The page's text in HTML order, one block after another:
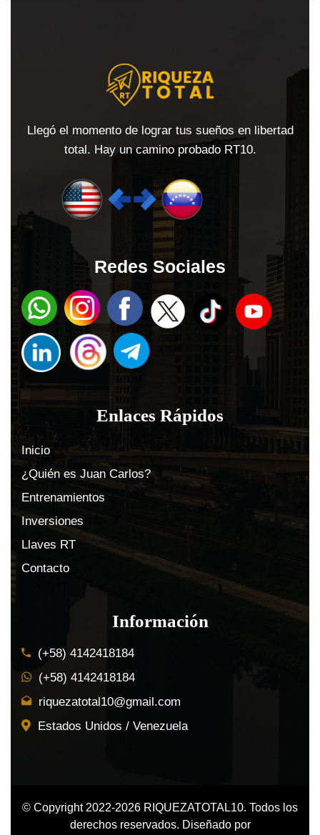
Llegó el momento de lograr tus sueños en libertad
total. Hay un camino probado RT10.
Redes Sociales
Enlaces Rápidos
Inicio
¿Quién es Juan Carlos?
Entrenamientos
Inversiones
Llaves RT
Contacto
Información
(+58) 4142418184
(+58) 4142418184
riquezatotal10@gmail.com
Estados Unidos / Venezuela
© Copyright 2022-2026 RIQUEZATOTAL10. Todos los
derechos reservados. Diseñado por